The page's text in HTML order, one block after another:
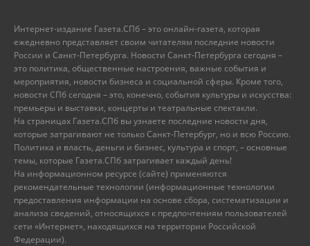
Интернет-издание Газета.СПб – это онлайн-газета, которая
ежедневно представляет своим читателям последние новости
России и Санкт-Петербурга. Новости Санкт-Петербурга сегодня –
это политика, общественные настроения, важные события и
мероприятия, новости бизнеса и социальной сферы. Кроме того,
новости СПб сегодня – это, конечно, события культуры и искусства:
премьеры и выставки, концерты и театральные спектакли.
На страницах Газета.СПб вы узнаете последние новости дня,
которые затрагивают не только Санкт-Петербург, но и всю Россию.
Политика и власть, деньги и бизнес, культура и спорт, – основные
темы, которые Газета.СПб затрагивает каждый день!
На информационном ресурсе (сайте) применяются
рекомендательные технологии (информационные технологии
предоставления информации на основе сбора, систематизации и
анализа сведений, относящихся к предпочтениям пользователей
сети «Интернет», находящихся на территории Российской
Федерации).